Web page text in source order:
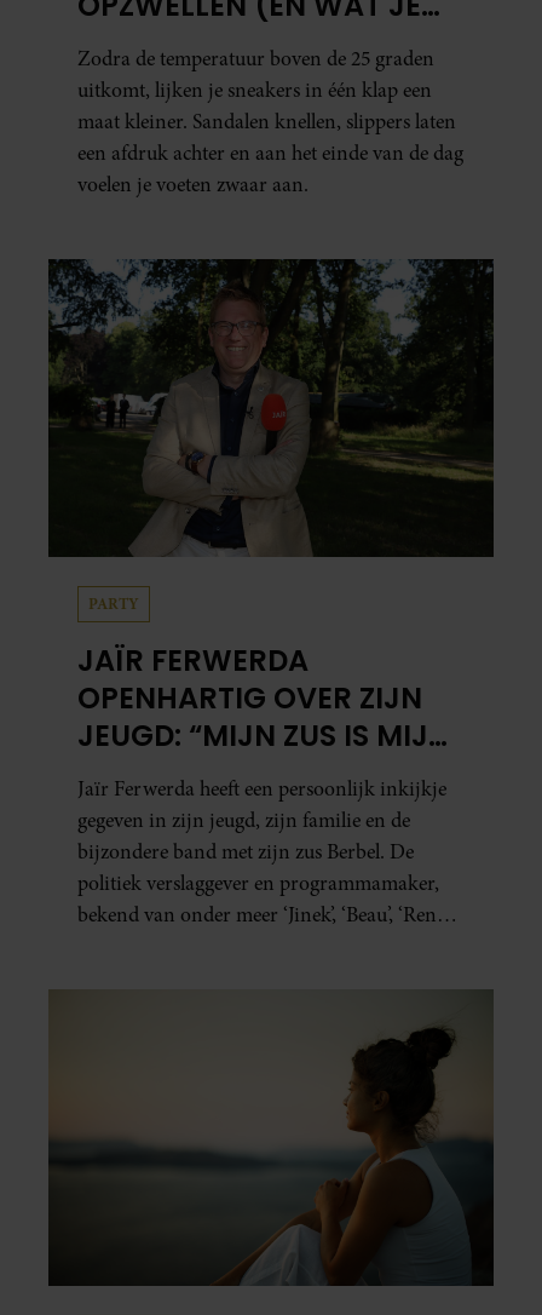
ERAAN KUNT DOEN)
Zodra de temperatuur boven de 25 graden
uitkomt, lijken je sneakers in één klap een
maat kleiner. Sandalen knellen, slippers laten
een afdruk achter en aan het einde van de dag
voelen je voeten zwaar aan.
PARTY
JAÏR FERWERDA
OPENHARTIG OVER ZIJN
JEUGD: “MIJN ZUS IS MIJN
MORELE KOMPAS”
Jaïr Ferwerda heeft een persoonlijk inkijkje
gegeven in zijn jeugd, zijn familie en de
bijzondere band met zijn zus Berbel. De
politiek verslaggever en programmamaker,
bekend van onder meer ‘Jinek’, ‘Beau’, ‘Renze’,